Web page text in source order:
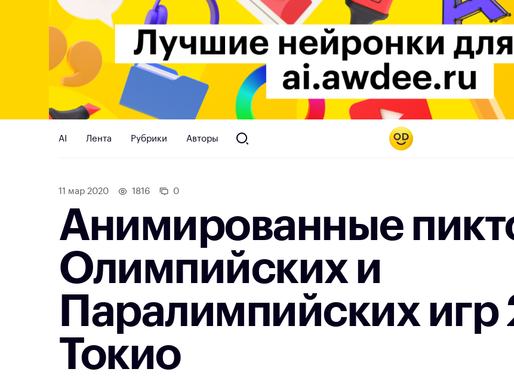
AI Лента Рубрики Авторы
11 мар 2020 1816 0
Анимированные
Олимпийских и
Паралимпийских игр
Токио